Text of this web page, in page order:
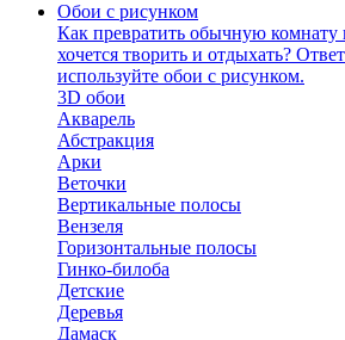
Обои с рисунком
Как превратить обычную комнату
хочется творить и отдыхать?
используйте обои с рисунком.
3D обои
Акварель
Абстракция
Арки
Веточки
Вертикальные полосы
Вензеля
Горизонтальные полосы
Гинко-билоба
Детские
Деревья
Дамаск